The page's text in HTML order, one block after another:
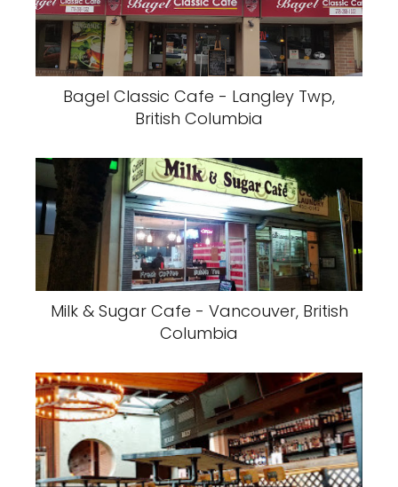
Bagel Classic Cafe - Langley Twp,
British Columbia
Milk & Sugar Cafe - Vancouver, British
Columbia